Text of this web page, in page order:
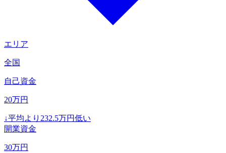
エリア
全国
自己資金
20万円
↓平均より 232.5万円低い
開業資金
30万円